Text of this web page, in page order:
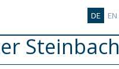
DE EN
Deutsch
Steinbach